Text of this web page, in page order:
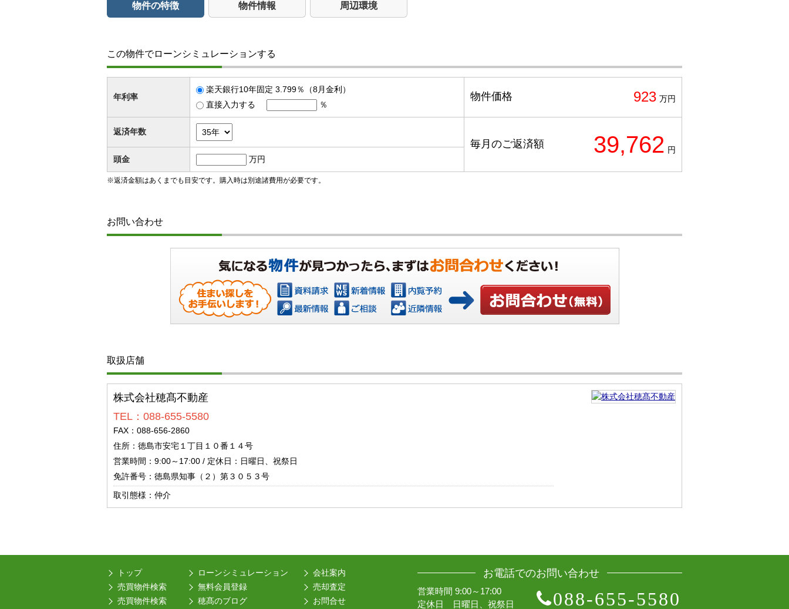
物件の特徴 物件情報 周辺環境
この物件でローンシミュレーションする
年利率
楽天銀行10年固定 3.799％（8月金利）
直接入力する
％
物件価格 923 万円
返済年数
毎月のご返済額 39,762 円
頭金
万円
※返済金額はあくまでも目安です。購入時は別途諸費用が必要です。
お問い合わせ
取扱店舗
株式会社穂髙不動産
TEL：088-655-5580
FAX：088-656-2860
住所：徳島市安宅１丁目１０番１４号
営業時間：9:00～17:00 / 定休日：日曜日、祝祭日
免許番号：徳島県知事（２）第３０５３号
取引態様：仲介
トップ
売買物件検索
売買物件検索
ローンシミュレーション
無料会員登録
穂髙のブログ
会社案内
売却査定
お問合せ
お電話でのお問い合わせ
営業時間 9:00～17:00
定休日 日曜日、祝祭日
088-655-5580